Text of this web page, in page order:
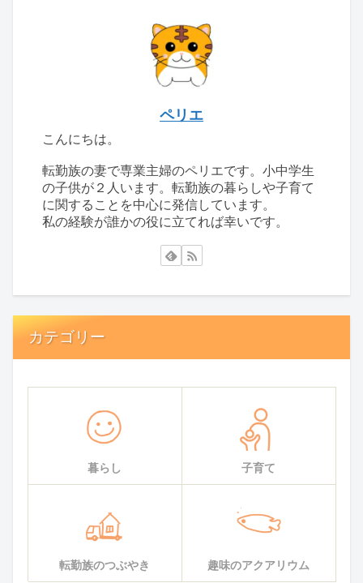
ペリエ
こんにちは。
転勤族の妻で専業主婦のペリエです。小中学生
の子供が２人います。転勤族の暮らしや子育て
に関することを中心に発信しています。
私の経験が誰かの役に立てれば幸いです。
カテゴリー
暮らし 子育て
転勤族のつぶやき 趣味のアクアリウム